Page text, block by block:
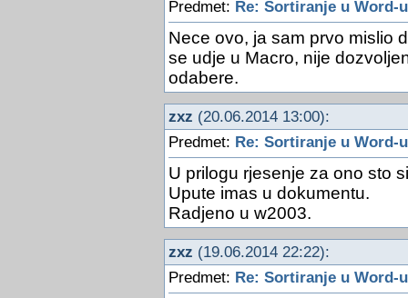
Predmet: Re: Sortiranje u Word-u
Nece ovo, ja sam prvo mislio
se udje u Macro, nije
odabere.
zxz (20.06.2014 13:00):
Predmet: Re: Sortiranje u Word-u
U prilogu rjesenje za ono sto
Upute imas u dokumentu.
Radjeno u w2003.
zxz (19.06.2014 22:22):
Predmet: Re: Sortiranje u Word-u